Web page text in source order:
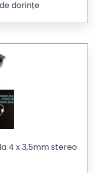
dorințe
4 x 3,5mm stereo